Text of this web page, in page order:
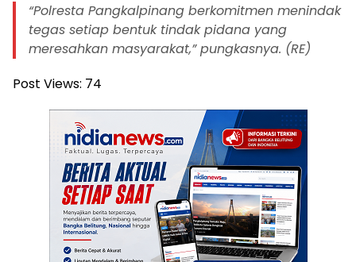
“Polresta Pangkalpinang berkomitmen menindak
tegas setiap bentuk tindak pidana yang
meresahkan masyarakat,” pungkasnya. (RE)
Post Views: 74